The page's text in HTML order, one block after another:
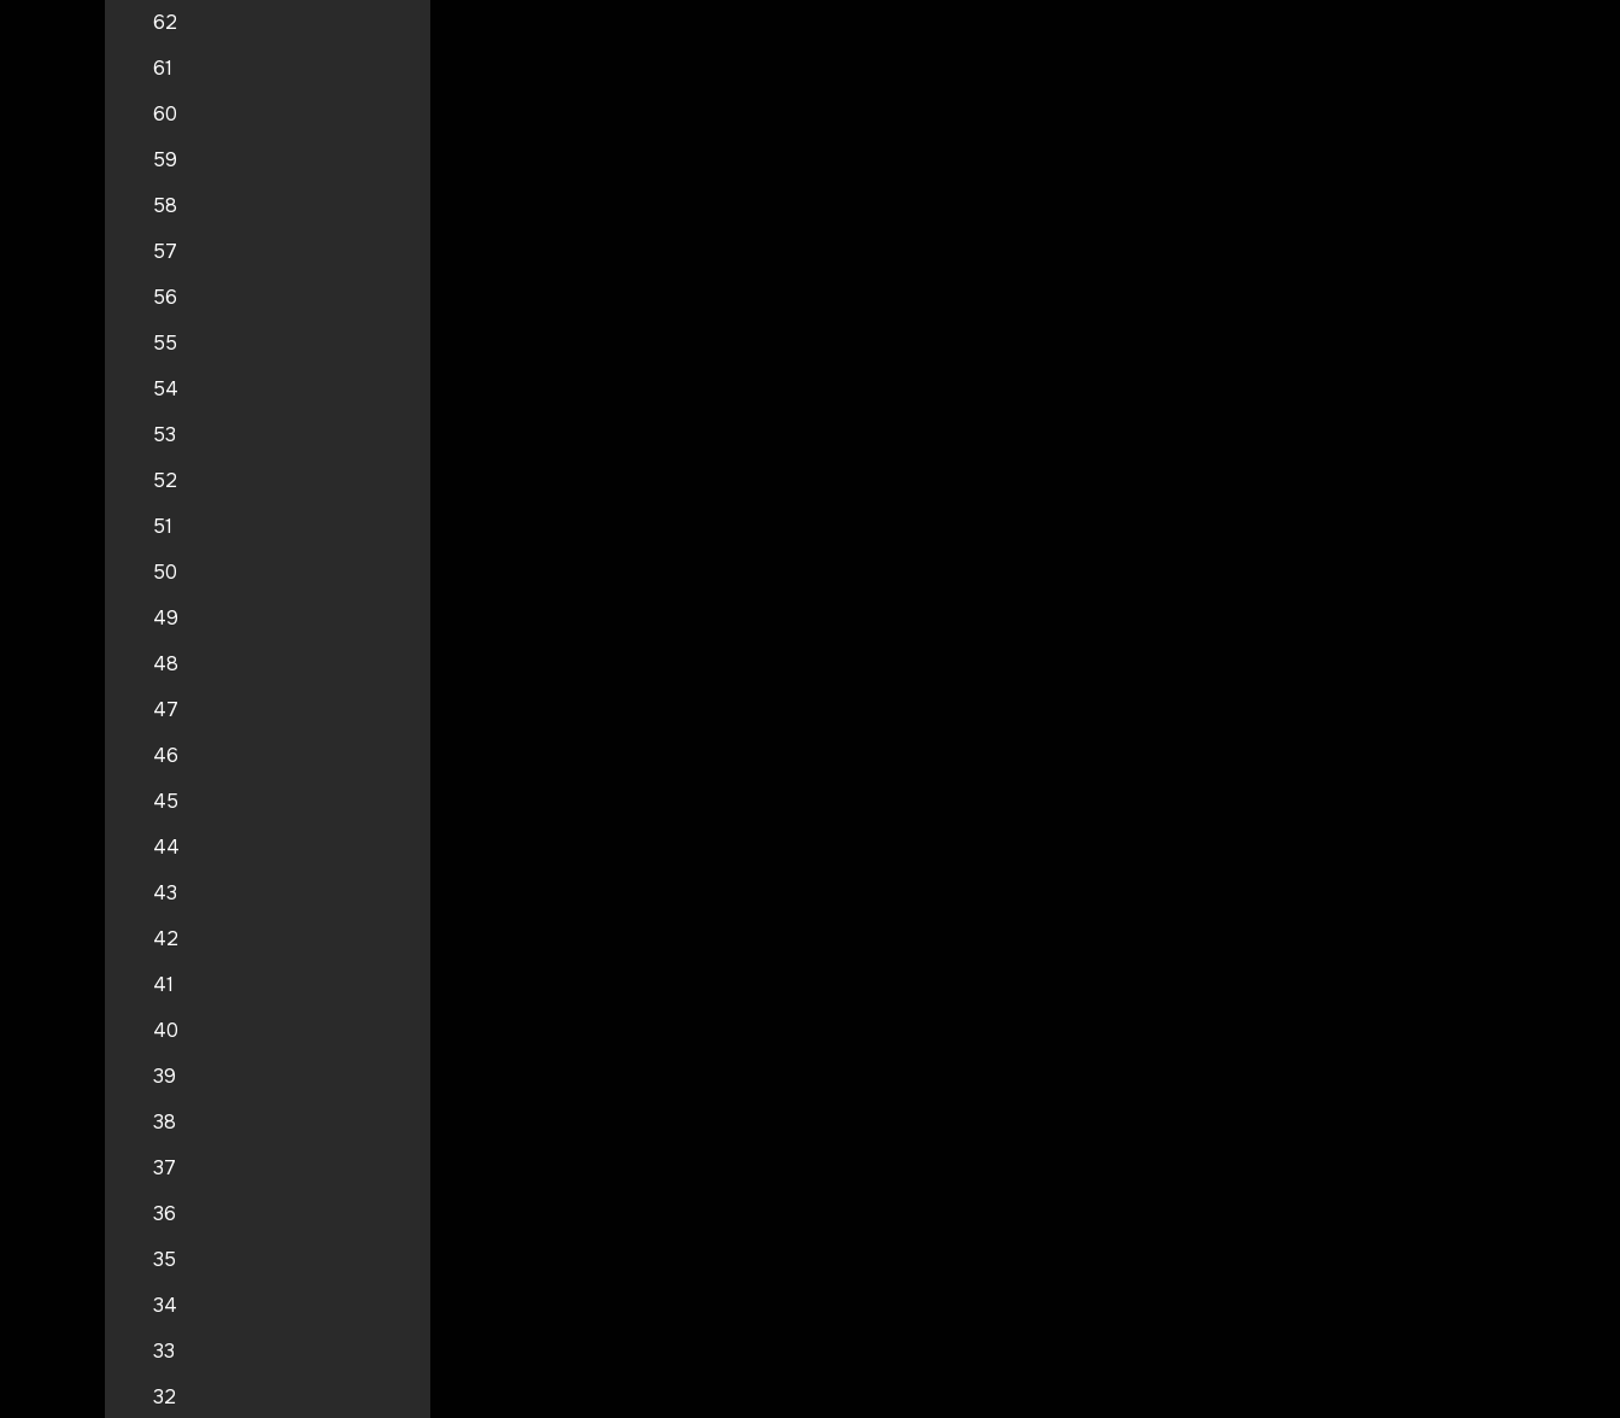
62
61
60
59
58
57
56
55
54
53
52
51
50
49
48
47
46
45
44
43
42
41
40
39
38
37
36
35
34
33
32